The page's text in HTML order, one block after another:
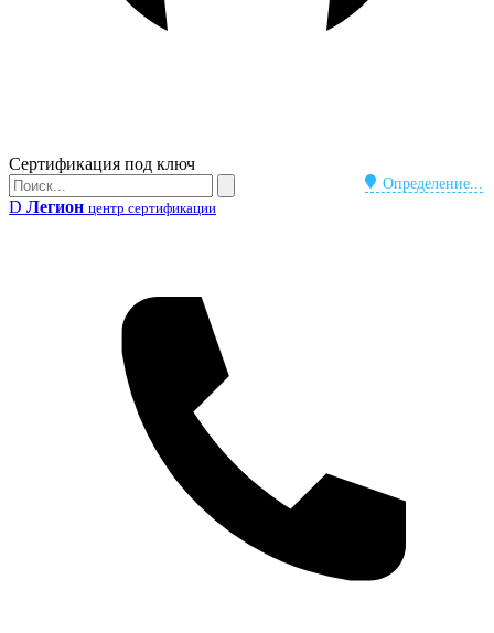
Бейдж
Сертификация под ключ
Определение...
Поиск
Поиск
D Легион центр сертификации